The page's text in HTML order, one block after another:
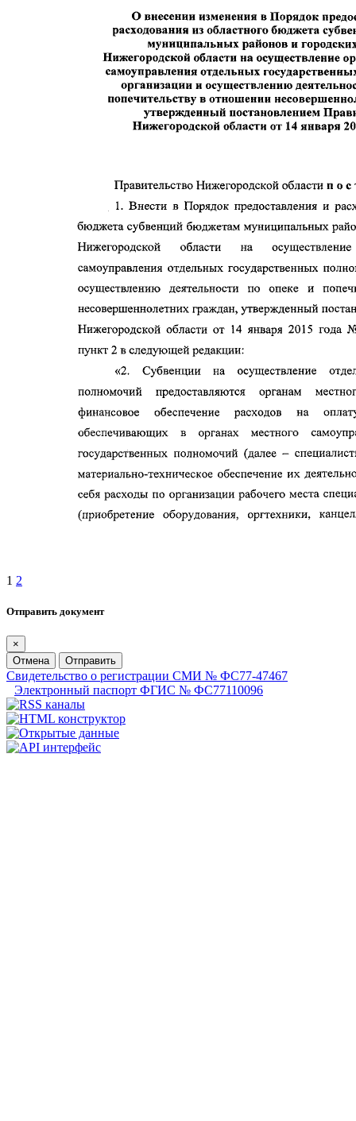
1 2
Отправить документ
×
Отмена
Отправить
Свидетельство о регистрации СМИ № ФС77-47467
Электронный паспорт ФГИС № ФС77110096